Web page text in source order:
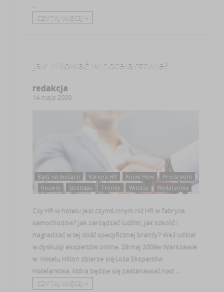
...
CZYTAJ WIĘCEJ +
Jak HRować w hotelarstwie?
redakcja
14 maja 2009
Bądź na bieżąco Kariera HR Know How
Pressroom
Rozwój
Strategia Trendy Wiedza Wydarzenia
Czy HR w hotelu jest czymś innym niż HR w fabryce
samochodów? Jak zarządzać ludźmi, jak szkolić i
nagradzać w tej dość specyficznej branży? Weź udział
w dyskusji ekspertów online. 28 maj 2009w Warszawie
w Hotelu Hilton zbierze się Loża Ekspertów
Hotelarstwa, która będzie się zastanawiać nad ...
CZYTAJ WIĘCEJ +